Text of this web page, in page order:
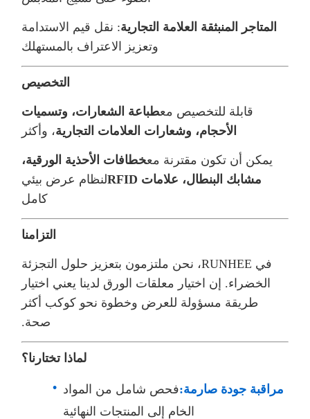
المتاجر المنبثقة العلامة التجارية: نقل قيم الاستدامة
وتعزيز الاعتراف بالمستهلك
التخصيص
قابلة للتخصيص معطباعة الشعارات، وتسميات
الأحجام، وشعارات العلامات التجارية، وأكثر
يمكن أن تكون مقترنة معخطافات الأحذية الورقية،
مشابك البنطال، علامات RFID
لنظام عرض بيئي
كامل
التزامنا
في RUNHEE، نحن ملتزمون بتعزيز حلول التجزئة
الخضراء. إن اختيار معلقات الورق لدينا يعني اختيار
طريقة مسؤولة للعرض وخطوة نحو كوكب أكثر
صحة.
لماذا تختارنا؟
مراقبة جودة صارمة:فحص شامل من المواد
الخام إلى المنتجات النهائية